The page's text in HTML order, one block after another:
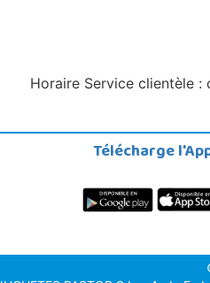
Horaire Service clientèle :
Télécharge